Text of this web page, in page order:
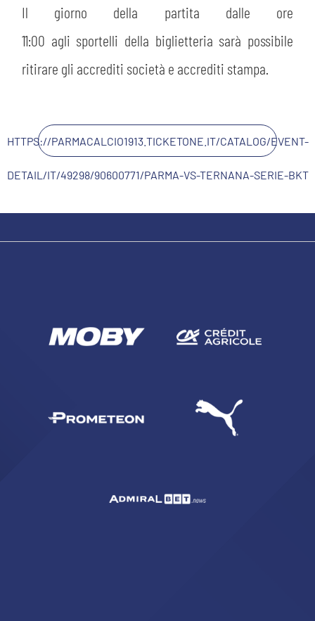
Il giorno della partita dalle ore
11:00 agli sportelli della biglietteria sarà possibile
ritirare gli accrediti società e accrediti stampa.
HTTPS://PARMACALCIO1913.TICKETONE.IT/CATALOG/EVENT-
DETAIL/IT/49298/90600771/PARMA-VS-TERNANA-SERIE-BKT